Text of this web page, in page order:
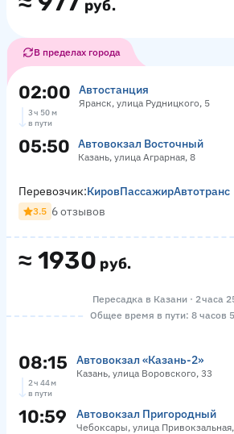
руб.
В пределах города
02:00 Автостанция
Яранск, улица Рудницкого, 5
3 ч 50 м
в пути
05:50 Автовокзал Восточный
Казань, улица Аграрная, 8
≈ 1930 руб.
Перевозчик:КировПассажирАвтотранс
3.5 6 отзывов
Пересадка в Казани · 2 часа
Общее время в пути: 8 часов
08:15 Автовокзал «‎Казань-2»
Казань, улица Воровского, 33
2 ч 44 м
в пути
10:59 Автовокзал Пригородный
Чебоксары, улица